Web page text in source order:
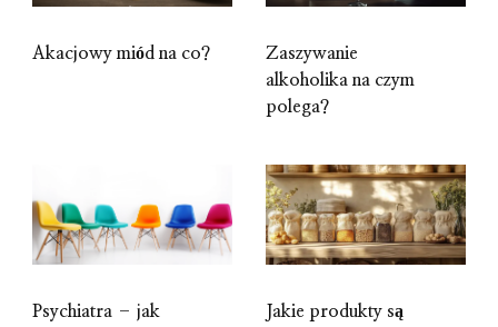
Akacjowy miód na co?
Zaszywanie
alkoholika na czym
polega?
Psychiatra – jak
Jakie produkty są